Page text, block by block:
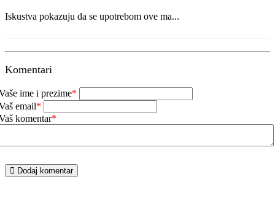
Iskustva pokazuju da se upotrebom ove ma...
Komentari
ime i prezime*
email*
komentar*
Dodaj komentar